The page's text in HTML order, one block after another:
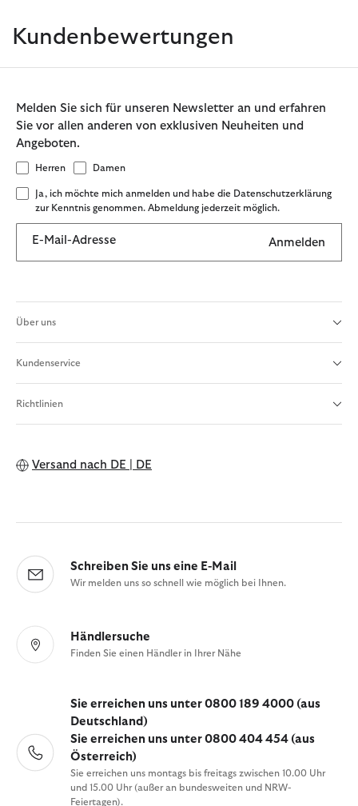
Kundenbewertungen
Melden Sie sich für unseren Newsletter an und erfahren
Sie vor allen anderen von exklusiven Neuheiten und
Angeboten.
Herren Damen
Ja, ich möchte mich anmelden und habe die Datenschutzerklärung
zur Kenntnis genommen. Abmeldung jederzeit möglich.
E-Mail-Adresse Anmelden
Über uns
Kundenservice
Richtlinien
Versand nach DE | DE
Schreiben Sie uns eine E-Mail
Wir melden uns so schnell wie möglich bei Ihnen.
Händlersuche
Finden Sie einen Händler in Ihrer Nähe
Sie erreichen uns unter 0800 189 4000 (aus
Deutschland)
Sie erreichen uns unter 0800 404 454 (aus
Österreich)
Sie erreichen uns montags bis freitags zwischen 10.00 Uhr
und 15.00 Uhr (außer an bundesweiten und NRW-
Feiertagen).